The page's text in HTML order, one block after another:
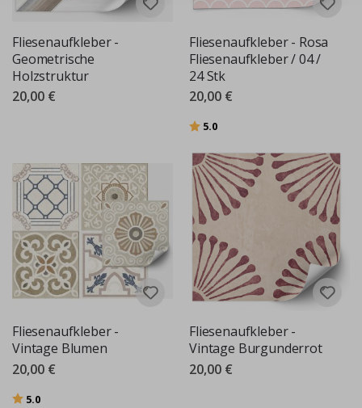
Fliesenaufkleber -
Geometrische
Holzstruktur
20,00 €
Fliesenaufkleber - Rosa
Fliesenaufkleber / 04 /
24 Stk
20,00 €
Bewertung:
5.0
Fliesenaufkleber -
Vintage Blumen
20,00 €
Bewertung:
5.0
Fliesenaufkleber -
Vintage Burgunderrot
20,00 €